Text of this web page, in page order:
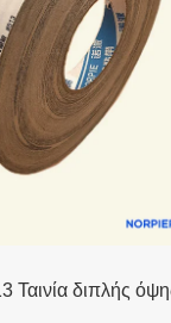
Ταινία διπλής